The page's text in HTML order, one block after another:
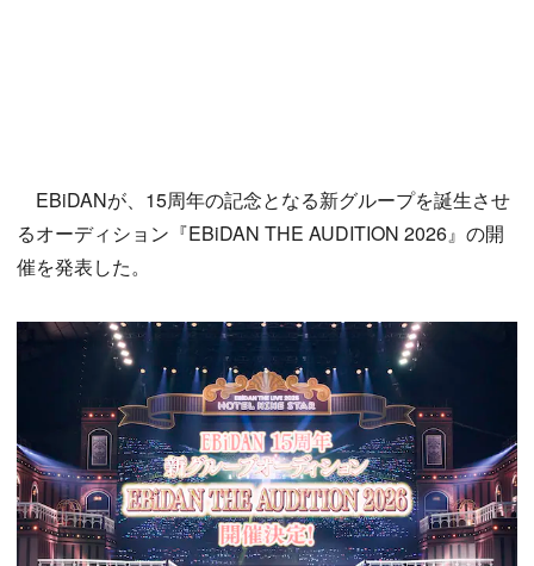
EBiDANが、15周年の記念となる新グループを誕生させ
るオーディション『EBiDAN THE AUDITION 2026』の開
催を発表した。